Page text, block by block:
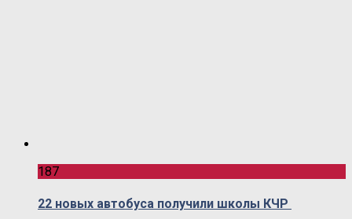
187
22 новых автобуса получили школы КЧР